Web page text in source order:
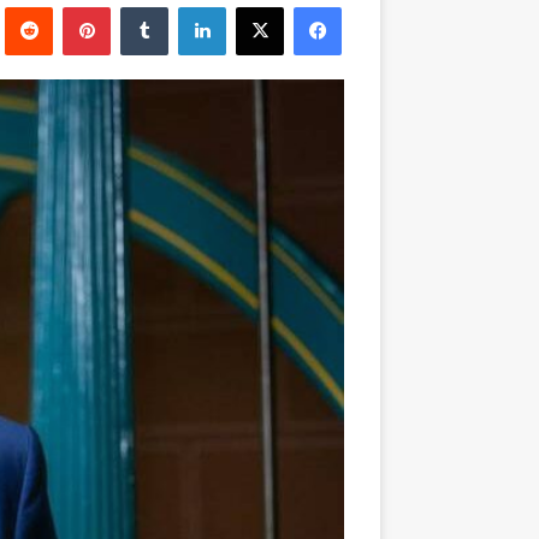
إلكترونيا
فيسبوك ‫X لينكدإن بينتيريست